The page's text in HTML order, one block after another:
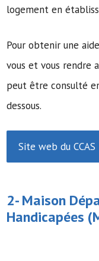
logement en
Pour obtenir une
vous et vous rendre
peut être consulté
dessous.
Site web du CCAS
2-Maison
Handicapées